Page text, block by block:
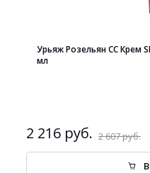
Урьяж Розельян СС Крем
мл
2 216 руб. 2 607 руб.